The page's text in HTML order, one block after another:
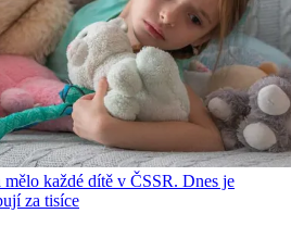
každé dítě v ČSSR. Dnes je
za tisíce